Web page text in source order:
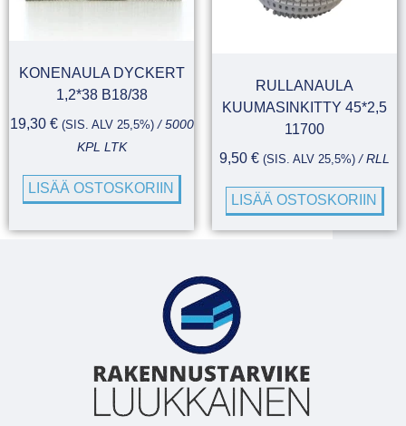
KONENAULA DYCKERT
1,2*38 B18/38
19,30 € (SIS. ALV 25,5%)/ 5000
KPL LTK
LISÄÄ OSTOSKORIIN
RULLANAULA
KUUMASINKITTY 45*2,5
11700
9,50 € (SIS. ALV 25,5%) / RLL
LISÄÄ OSTOSKORIIN